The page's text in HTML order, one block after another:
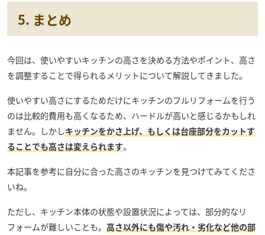
5. まとめ
今回は、使いやすいキッチンの高さを決める方法やポイント、高さ
を調整することで得られるメリットについて解説してきました。
使いやすい高さにするためだけにキッチンのフルリフォームを行う
のは比較的費用も高くなるため、ハードルが高いと感じるかもしれ
ません。しかしキッチンをかさ上げ、もしくは台座部分をカットす
ることでも高さは変えられます。
本記事を参考に自分に合った高さのキッチンを見つけてみてくださ
いね。
ただし、キッチン本体の状態や設置状況によっては、部分的なリ
フォームが難しいことも。 高さ以外にも傷や汚れ・劣化など他の部